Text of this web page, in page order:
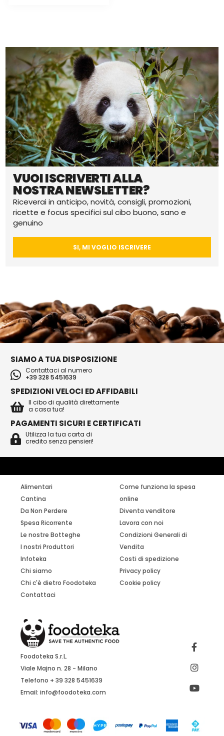
VUOI ISCRIVERTI ALLA
NOSTRA NEWSLETTER?
Riceverai in anticipo, novità, consigli, promozioni,
ricette e focus specifici sul cibo buono, sano e
genuino
SI, MI VOGLIO ISCRIVERE
SIAMO A TUA DISPOSIZIONE
Contattaci al numero
+39 328 5451639
SPEDIZIONI VELOCI ED AFFIDABILI
Il cibo di qualità direttamente
a casa tua!
PAGAMENTI SICURI E CERTIFICATI
Utilizza la tua carta di
credito senza pensieri!
Alimentari
Cantina
Da Non Perdere
Spesa Ricorrente
Le nostre Botteghe
I nostri Produttori
Infoteka
Chi siamo
Chi c'è dietro Foodoteka
Contattaci
Come funziona la spesa
online
Diventa venditore
Lavora con noi
Condizioni Generali di
Vendita
Costi di spedizione
Privacy policy
Cookie policy
Foodoteka S.r.L.
Viale Majno n. 28 - Milano
Telefono + 39 328 5451639
Email:info@foodoteka.com